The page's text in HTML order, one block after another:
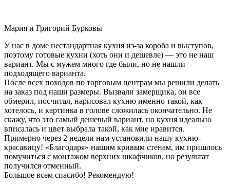
Мария и Григорий Бурковы
У нас в доме нестандартная кухня из-за короба и выступов,
поэтому готовые кухни (хоть они и дешевле) — это не наш
вариант. Мы с мужем много где были, но не нашли
подходящего варианта.
После всех походов по торговым центрам мы решили делать
на заказ под наши размеры. Вызвали замерщика, он все
обмерил, посчитал, нарисовал кухню именно такой, как
хотелось, и картинка в голове сложилась окончательно. Не
скажу, что это самый дешевый вариант, но кухня идеально
вписалась и цвет выбрала такой, как мне нравится.
Примерно через 2 недели нам установили нашу кухню-
красавицу! «Благодаря» нашим кривым стенам, им пришлось
помучиться с монтажом верхних шкафчиков, но результат
получился отменный.
Большое всем спасибо! Рекомендую!